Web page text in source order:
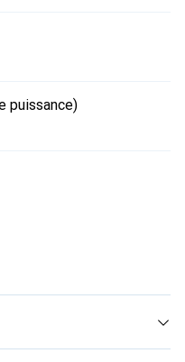
puissance)